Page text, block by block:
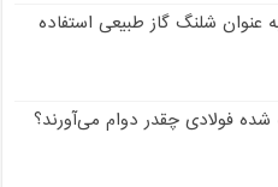
عنوان شلنگ گاز طبیعی استفاده
شده فولادی چقدر دوام می‌آورند؟